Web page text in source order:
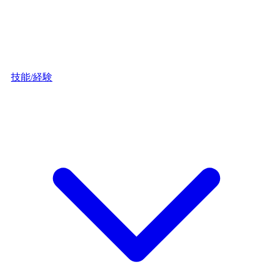
技能/経験